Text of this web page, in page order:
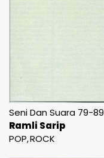
Seni Dan Suara 79-89
Ramli Sarip
POP ROCK